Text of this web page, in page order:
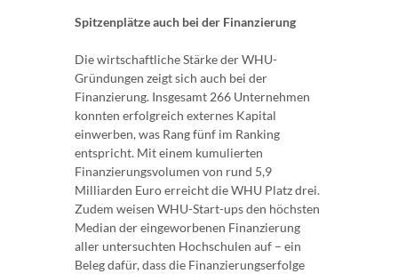
Spitzenplätze auch bei der Finanzierung
Die wirtschaftliche Stärke der WHU-
Gründungen zeigt sich auch bei der
Finanzierung. Insgesamt 266 Unternehmen
konnten erfolgreich externes Kapital
einwerben, was Rang fünf im Ranking
entspricht. Mit einem kumulierten
Finanzierungsvolumen von rund 5,9
Milliarden Euro erreicht die WHU Platz drei.
Zudem weisen WHU-Start-ups den höchsten
Median der eingeworbenen Finanzierung
aller untersuchten Hochschulen auf – ein
Beleg dafür, dass die Finanzierungserfolge